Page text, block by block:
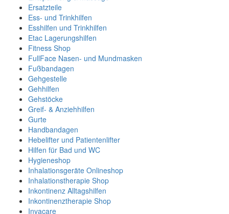
Ersatzteile
Ess- und Trinkhilfen
Esshilfen und Trinkhilfen
Etac Lagerungshilfen
Fitness Shop
FullFace Nasen- und Mundmasken
Fußbandagen
Gehgestelle
Gehhilfen
Gehstöcke
Greif- & Anziehhilfen
Gurte
Handbandagen
Hebelifter und Patientenlifter
Hilfen für Bad und WC
Hygieneshop
Inhalationsgeräte Onlineshop
Inhalationstherapie Shop
Inkontinenz Alltagshilfen
Inkontinenztherapie Shop
Invacare